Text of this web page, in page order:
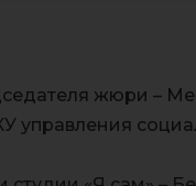
жюри –
управления